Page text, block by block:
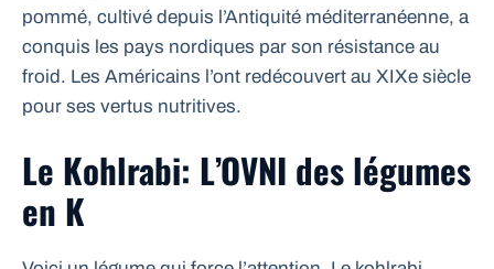
pommé, cultivé depuis l’Antiquité méditerranéenne, a
conquis les pays nordiques par son résistance au
froid. Les Américains l’ont redécouvert au XIXe siècle
pour ses vertus nutritives.
Le Kohlrabi: L’OVNI des légumes
en K